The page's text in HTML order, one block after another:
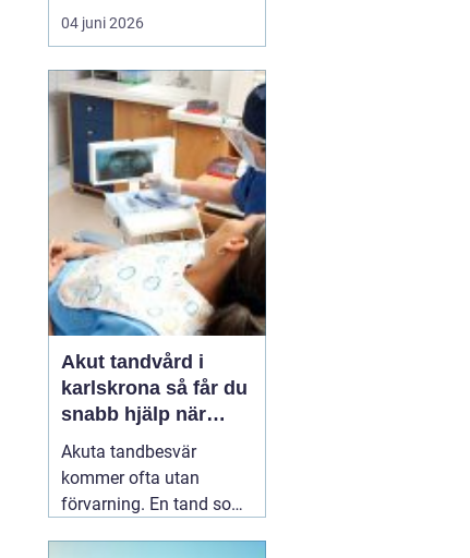
möts i ett växande
intresse för fototerapi
Sverige söker många
efter skonsamma
metoder som kan stödja
återhämtning, energi och
allmänt välbefinnande
utan ingrepp eller...
04 juni 2026
Akut tandvård i
karlskrona så får du
snabb hjälp när
tanden krisar
Akuta tandbesvär
kommer ofta utan
förvarning. En tand som